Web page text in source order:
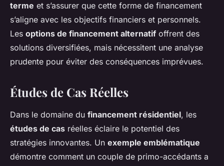
terme et s’assurer que cette forme de financement
s’aligne avec les objectifs financiers et personnels.
Les options de financement alternatif offrent des
solutions diversifiées, mais nécessitent une analyse
prudente pour éviter des conséquences imprévues.
Études de Cas Réelles
Dans le domaine du financement résidentiel, les
études de cas réelles éclaire le potentiel des
stratégies innovantes. Un exemple emblématique
démontre comment un couple de primo-accédants a